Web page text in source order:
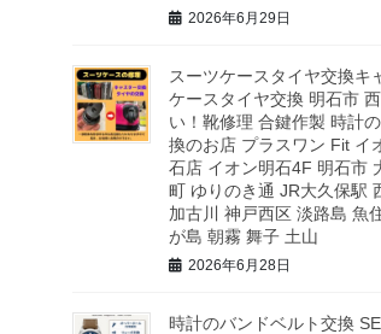
2026年6月29日
スーツケースタイヤ交換キ
ケースタイヤ交換 明石市
い！靴修理 合鍵作製 時計
換のお店 プラスワン Fit イ
石店 イオン明石4F 明石市
町 ゆりのき通 JR大久保駅
加古川 神戸西区 淡路島 魚
が島 朝霧 舞子 土山
2026年6月28日
時計のバンドベルト交換